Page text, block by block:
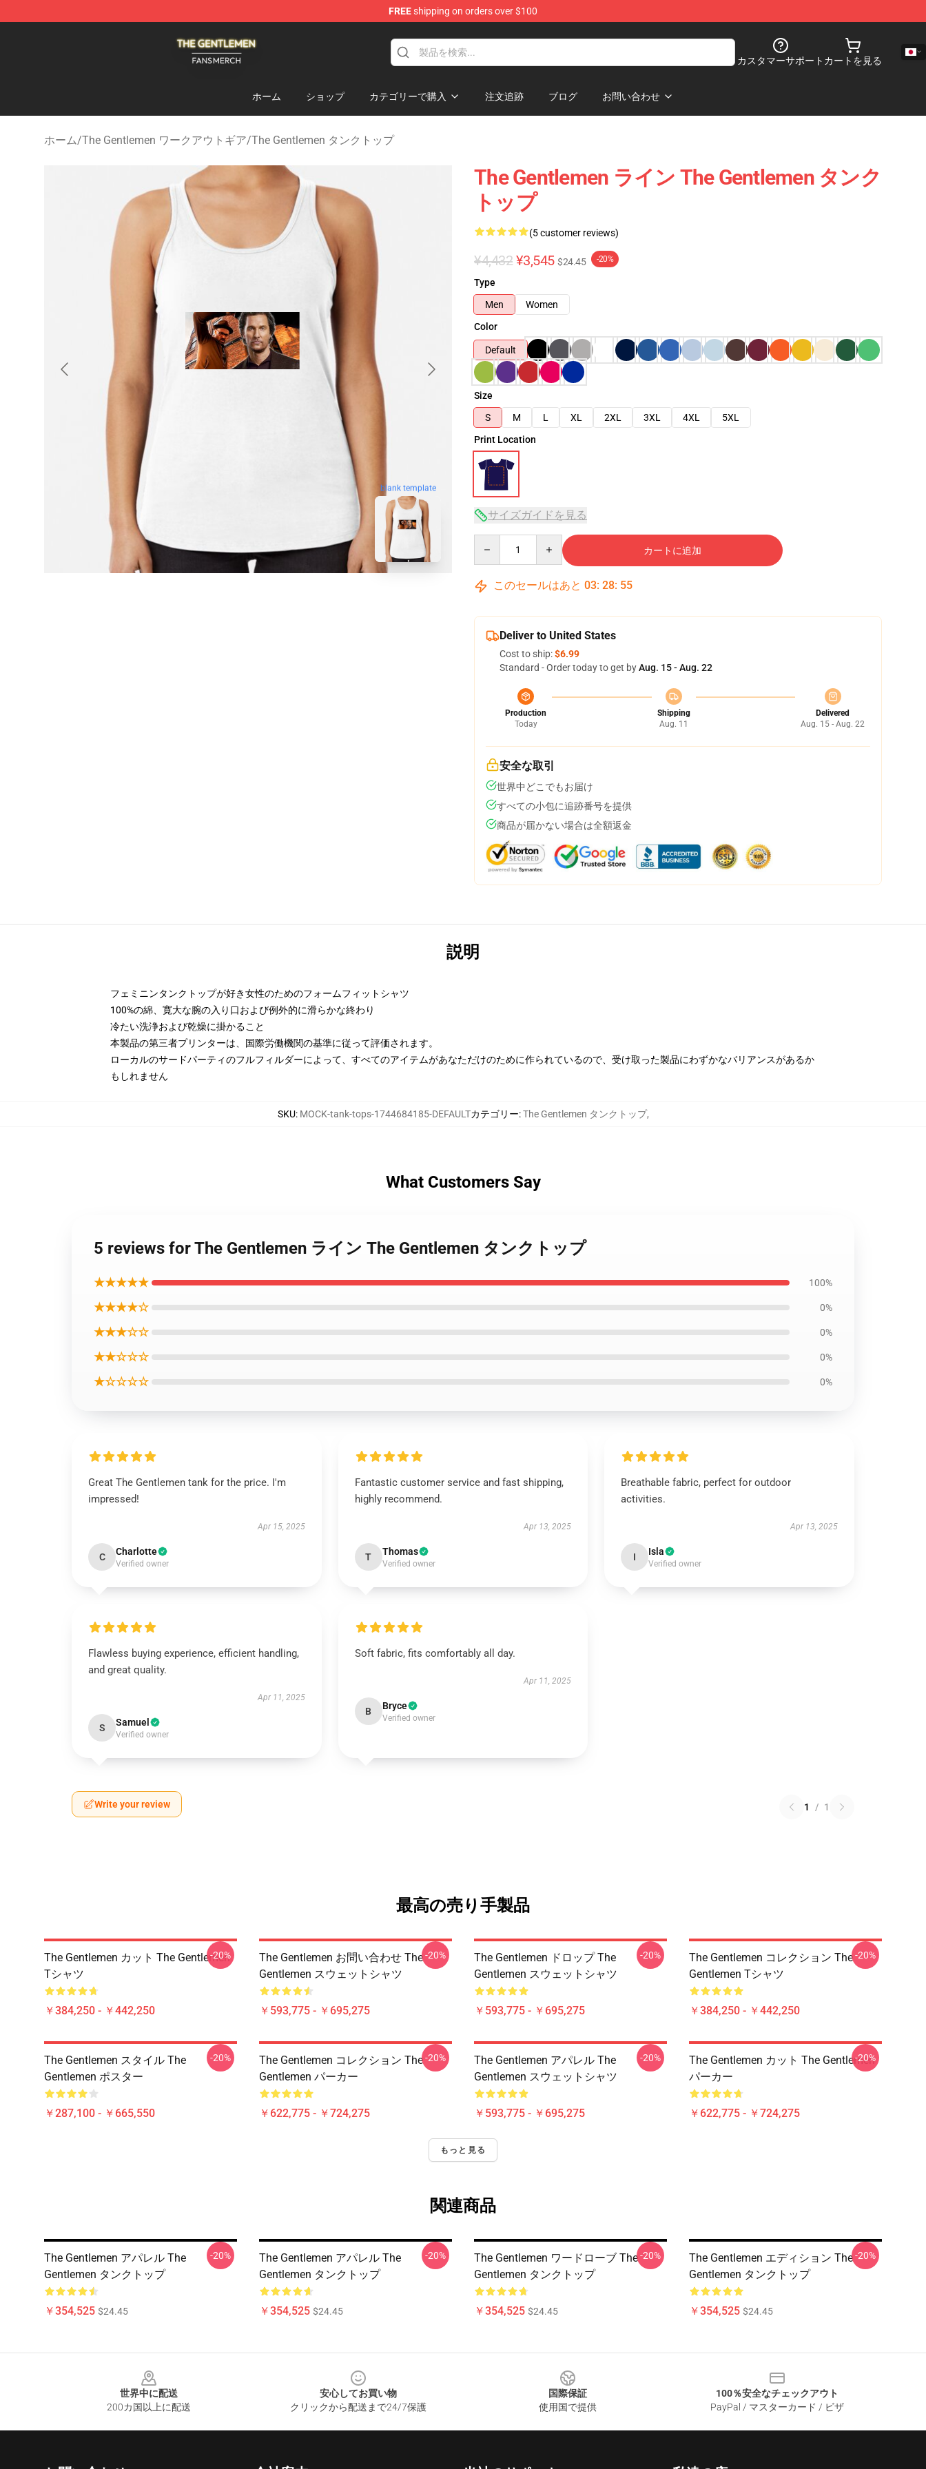
FREEshipping on orders over $100
カスタマーサポート カートを見る
ホーム ショップ カテゴリーで購入 注文追跡 ブログ お問い合わせ
ホーム/The Gentlemen ワークアウトギア/The Gentlemen タンクトップ
blank template
The Gentlemen ライン The Gentlemen タンク
トップ
(5 customer reviews)
¥4,432 ¥3,545 $24.45 -20%
Type
Men
Women
Color
Default
Size
S
M L XL 2XL 3XL 4XL
5XL
Print Location
サイズガイドを見る
カートに追加
このセールはあと 03: 28: 54
Deliver to United States
Cost to ship:$6.99
Standard - Order today to get byAug. 15 - Aug. 22
Production
Today
Shipping
Aug. 11
Delivered
Aug. 15 - Aug. 22
安全な取引
世界中どこでもお届け
すべての小包に追跡番号を提供
商品が届かない場合は全額返金
説明
フェミニンタンクトップが好き女性のためのフォームフィットシャツ
100%の綿、寛大な腕の入り口および例外的に滑らかな終わり
冷たい洗浄および乾燥に掛かること
本製品の第三者プリンターは、国際労働機関の基準に従って評価されます。
ローカルのサードパーティのフルフィルダーによって、すべてのアイテムがあなただけのために作られているので、受け取った製品にわずかなバリアンスがあるか
もしれません
SKU: MOCK-tank-tops-1744684185-DEFAULTカテゴリー:The Gentlemen タンクトップ,
What Customers Say
5 reviews for The Gentlemen ライン The Gentlemen タンクトップ
★★★★★ 100%
★★★★☆ 0%
★★★☆☆ 0%
★★☆☆☆ 0%
★☆☆☆☆ 0%
Great The Gentlemen tank for the price. I'm
impressed!
Apr 15, 2025
C Charlotte
Verified owner
Fantastic customer service and fast shipping,
highly recommend.
Apr 13, 2025
T Thomas
Verified owner
Breathable fabric, perfect for outdoor
activities.
Apr 13, 2025
I Isla
Verified owner
Flawless buying experience, efficient handling,
and great quality.
Apr 11, 2025
S Samuel
Verified owner
Soft fabric, fits comfortably all day.
Apr 11, 2025
B Bryce
Verified owner
Write your review 1 / 1
最高の売り手製品
The Gentlemen カット The Gentlemen
Tシャツ
￥384,250 - ￥442,250
-20%
The Gentlemen お問い合わせ The
Gentlemen スウェットシャツ
￥593,775 - ￥695,275
-20%
The Gentlemen ドロップ The
Gentlemen スウェットシャツ
￥593,775 - ￥695,275
-20%
The Gentlemen コレクション The
Gentlemen Tシャツ
￥384,250 - ￥442,250
-20%
The Gentlemen スタイル The
Gentlemen ポスター
￥287,100 - ￥665,550
-20%
The Gentlemen コレクション The
Gentlemen パーカー
￥622,775 - ￥724,275
-20%
The Gentlemen アパレル The
Gentlemen スウェットシャツ
￥593,775 - ￥695,275
-20%
The Gentlemen カット The Gentlemen
パーカー
￥622,775 - ￥724,275
-20%
もっと見る
関連商品
The Gentlemen アパレル The
Gentlemen タンクトップ
￥354,525 $24.45
-20%
The Gentlemen アパレル The
Gentlemen タンクトップ
￥354,525 $24.45
-20%
The Gentlemen ワードローブ The
Gentlemen タンクトップ
￥354,525 $24.45
-20%
The Gentlemen エディション The
Gentlemen タンクトップ
￥354,525 $24.45
-20%
世界中に配送
200カ国以上に配送
安心してお買い物
クリックから配送まで24/7保護
国際保証
使用国で提供
100％安全なチェックアウト
PayPal / マスターカード / ビザ